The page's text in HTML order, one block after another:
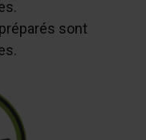
sont